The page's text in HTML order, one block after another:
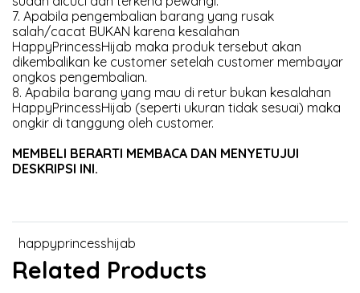
7. Apabila pengembalian barang yang rusak
salah/cacat BUKAN karena kesalahan
HappyPrincessHijab maka produk tersebut akan
dikembalikan ke customer setelah customer membayar
ongkos pengembalian.
8. Apabila barang yang mau di retur bukan kesalahan
HappyPrincessHijab (seperti ukuran tidak sesuai) maka
ongkir di tanggung oleh customer.
MEMBELI BERARTI MEMBACA DAN MENYETUJUI
DESKRIPSI INI.
happyprincesshijab
Related Products